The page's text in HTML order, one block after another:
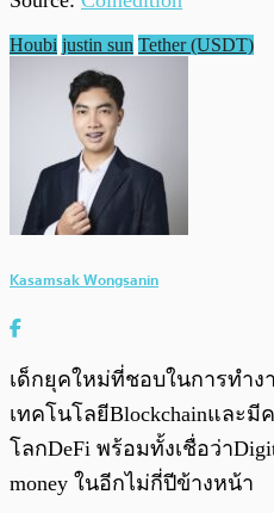
Houbi justin sun Tether (USDT)
Kasamsak Wongsanin
เด็กยุคใหม่ที่ชอบในการทำง
เทคโนโลยีBlockchainและ
โลกDeFi พร้อมทั้งเชื่อว่า
money ในอีกไม่กี่ปีข้างหน้า